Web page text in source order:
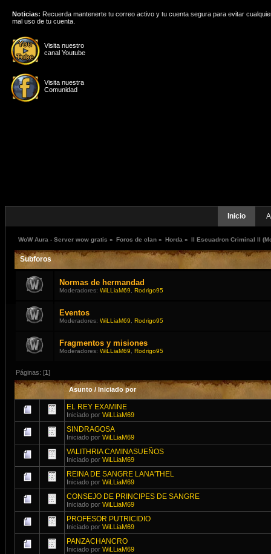
Visita nuestro
canal Youtube
Visita nuestra
Comunidad
Noticias: Recuerda mantenerte tu correo activo y tu cuenta segura para evitar
mal uso de tu cuenta.
Inicio
WoW Aura - Server wow gratis » Foros de clan » Horda » ll Escuadron Criminal ll
Subforos
Normas de hermandad
Moderadores:WiLLiaM69 ,Rodrigo95
Eventos
Moderadores:WiLLiaM69 ,Rodrigo95
Fragmentos y misiones
Moderadores:WiLLiaM69 ,Rodrigo95
Páginas: [1]
Asunto/ Iniciado por
EL REY EXAMINE
Iniciado por WiLLiaM69
SINDRAGOSA
Iniciado por WiLLiaM69
VALITHRIA CAMINASUEÑOS
Iniciado por WiLLiaM69
REINA DE SANGRE LANA'THEL
Iniciado por WiLLiaM69
CONSEJO DE PRINCIPES DE SANGRE
Iniciado por WiLLiaM69
PROFESOR PUTRICIDIO
Iniciado por WiLLiaM69
PANZACHANCRO
Iniciado por WiLLiaM69